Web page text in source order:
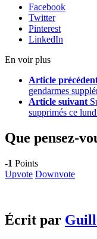
Facebook
Twitter
Pinterest
LinkedIn
En voir plus
Article
gendarmes
Article suivant
supprimés ce
Que pensez-
-1 Points
Upvote Downvote
Écrit par